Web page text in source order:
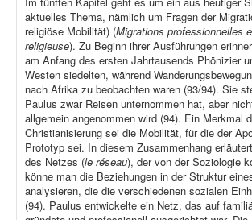
aktuelles Thema, nämlich um Fragen der
religiöse Mobilität) (Migrations professionnelles
religieuse). Zu Beginn ihrer Ausführungen
am Anfang des ersten Jahrtausends Phönizier
Westen siedelten, während
nach Afrika zu beobachten waren (93/94). Sie
Paulus zwar Reisen unternommen hat, aber
allgemein angenommen wird (94). Ein Merkmal
Christianisierung sei die Mobilität, für die der
Prototyp sei. In diesem Zusammenhang
des Netzes (le réseau), der von der Soziologie
könne man die Beziehungen in der Struktur
analysieren, die die verschiedenen sozialen
(94). Paulus entwickelte ein Netz, das auf